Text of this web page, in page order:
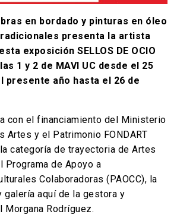
en bordado y pinturas en óleo
presenta la artista
exposición SELLOS DE OCIO
1 y 2 de MAVI UC desde el 25
presente año hasta el 26 de
con el financiamiento del Ministerio
Artes y el Patrimonio FONDART
categoría de trayectoria de Artes
Programa de Apoyo a
Colaboradoras (PAOCC), la
galería aquí de la gestora y
Morgana Rodríguez.